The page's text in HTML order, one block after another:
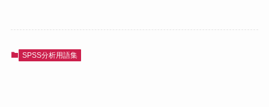
SPSS分析用語集